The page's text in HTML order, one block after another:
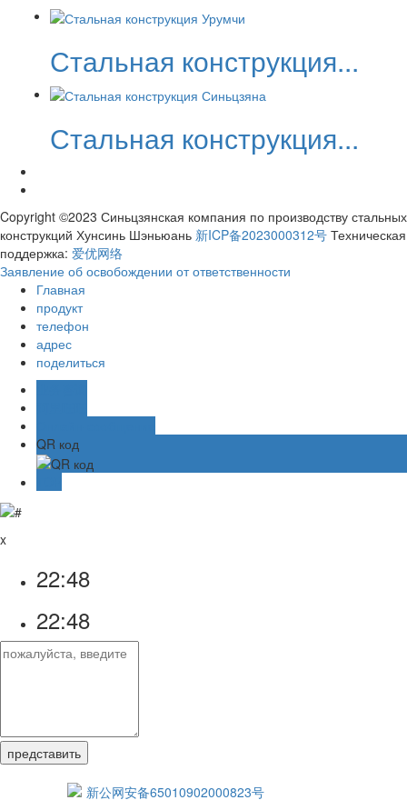
Стальная конструкция...
Стальная конструкция...
Copyright ©2023 Синьцзянская компания по производству стальных
конструкций Хунсинь Шэньюань 新ICP备2023000312号 Техническая
поддержка: 爱优网络
Заявление об освобождении от ответственности
Главная
продукт
телефон
адрес
поделиться
QR код
x
22:48
22:48
新公网安备65010902000823号